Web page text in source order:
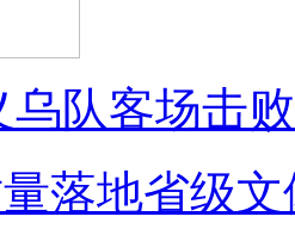
乌队客场击
落地省级